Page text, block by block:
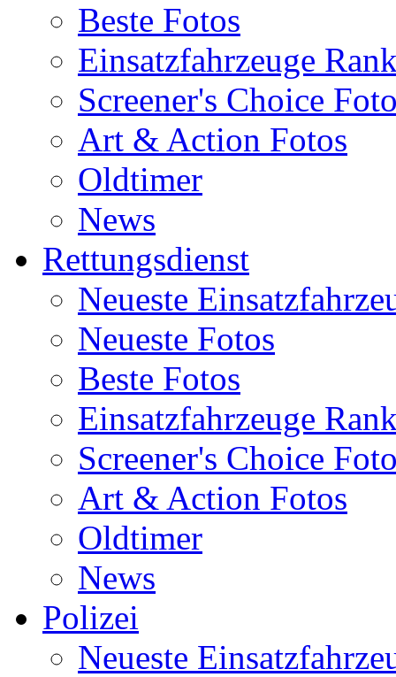
Beste Fotos
Einsatzfahrzeuge
Screener's Choice
Art & Action Fotos
Oldtimer
News
Rettungsdienst
Neueste
Neueste Fotos
Beste Fotos
Einsatzfahrzeuge
Screener's Choice
Art & Action Fotos
Oldtimer
News
Polizei
Neueste